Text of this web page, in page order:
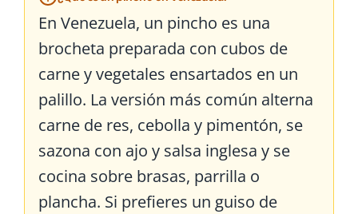
En Venezuela, un pincho es una
brocheta preparada con cubos de
carne y vegetales ensartados en un
palillo. La versión más común alterna
carne de res, cebolla y pimentón, se
sazona con ajo y salsa inglesa y se
cocina sobre brasas, parrilla o
plancha. Si prefieres un guiso de